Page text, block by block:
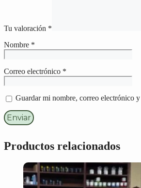
Tu valoración *
Nombre *
Correo electrónico *
Guardar mi nombre, correo electrónico
Productos relacionados